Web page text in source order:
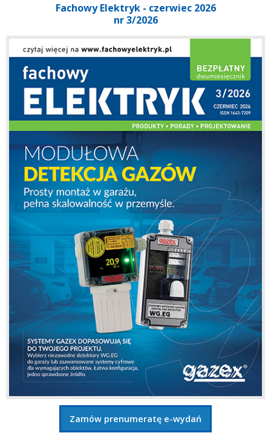
Fachowy Elektryk - czerwiec 2026
nr 3/2026
Zamów prenumeratę e-wydań